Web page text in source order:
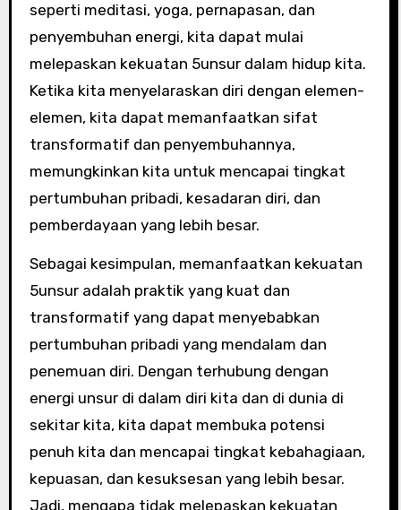
seperti meditasi, yoga, pernapasan, dan
penyembuhan energi, kita dapat mulai
melepaskan kekuatan 5unsur dalam hidup kita.
Ketika kita menyelaraskan diri dengan elemen-
elemen, kita dapat memanfaatkan sifat
transformatif dan penyembuhannya,
memungkinkan kita untuk mencapai tingkat
pertumbuhan pribadi, kesadaran diri, dan
pemberdayaan yang lebih besar.
Sebagai kesimpulan, memanfaatkan kekuatan
5unsur adalah praktik yang kuat dan
transformatif yang dapat menyebabkan
pertumbuhan pribadi yang mendalam dan
penemuan diri. Dengan terhubung dengan
energi unsur di dalam diri kita dan di dunia di
sekitar kita, kita dapat membuka potensi
penuh kita dan mencapai tingkat kebahagiaan,
kepuasan, dan kesuksesan yang lebih besar.
Jadi, mengapa tidak melepaskan kekuatan